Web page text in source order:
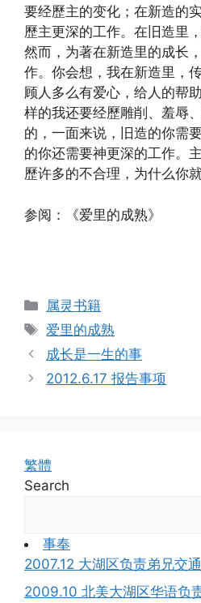
要经歷主的变化；在新造的
歷主更深的工作。在旧造里
然而，为著在新造里的成长
作。你会想，我在新造里，
顾人多么有爱心，给人的帮
样的我还要经歷雕削、羞辱
的，一面来说，旧造的你需
的你还需要神更深的工作。
歷许多的不合理，为什么你
参阅：《爱里的成熟》
Categories
属灵书籍
Tags
爱里的成熟
成长是一生的事
2012.6.17 报告事项
繁體
Search
事奉
2007.12 大湖区负责弟兄交通
2009.10 北美大湖区华语负